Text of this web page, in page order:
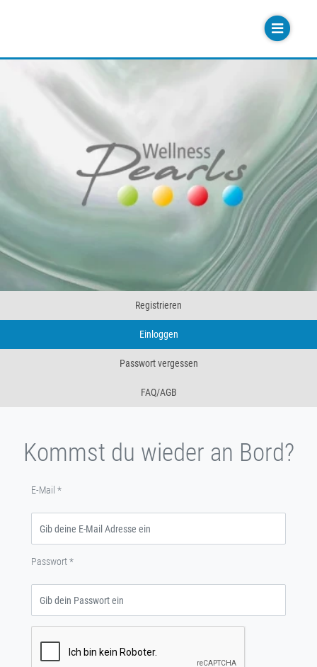
Registrieren
Einloggen
Passwort vergessen
FAQ/AGB
Kommst du wieder an Bord?
E-Mail *
Passwort*